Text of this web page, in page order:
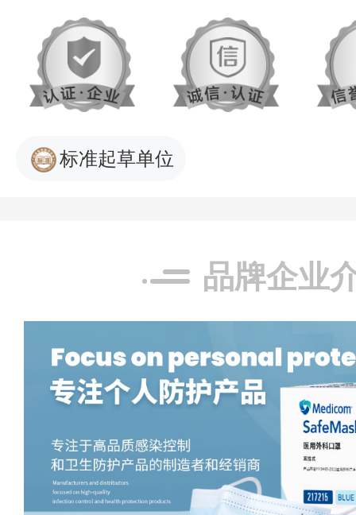
标准起草单位
品牌企业